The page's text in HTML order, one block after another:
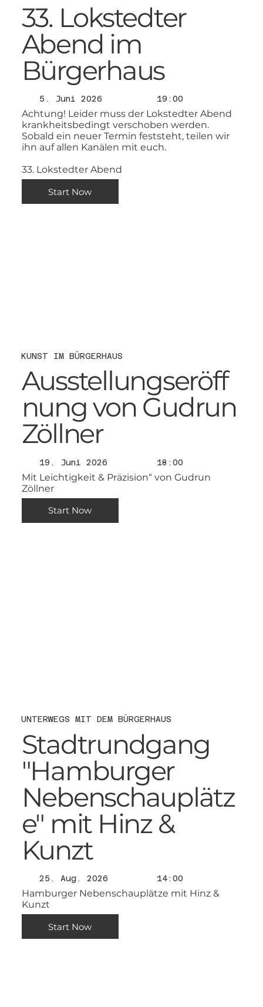
33. Lokstedter
Abend im
Bürgerhaus
5. Juni 2026 19:00
Achtung! Leider muss der Lokstedter Abend
krankheitsbedingt verschoben werden.
Sobald ein neuer Termin feststeht, teilen wir
ihn auf allen Kanälen mit euch.
33. Lokstedter Abend
Start Now
KUNST IM BÜRGERHAUS
Ausstellungseröff
nung von Gudrun
Zöllner
19. Juni 2026 18:00
Mit Leichtigkeit & Präzision“ von Gudrun
Zöllner
Start Now
UNTERWEGS MIT DEM BÜRGERHAUS
Stadtrundgang
"Hamburger
Nebenschauplätz
e" mit Hinz &
Kunzt
25. Aug. 2026 14:00
Hamburger Nebenschauplätze mit Hinz &
Kunzt
Start Now